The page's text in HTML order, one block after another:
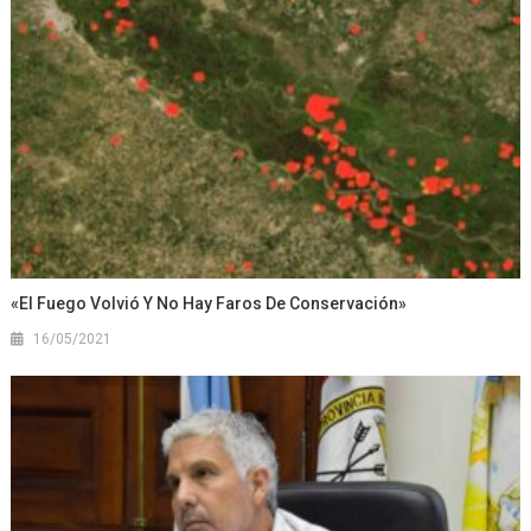
«El Fuego Volvió Y No Hay Faros De Conservación»
16/05/2021